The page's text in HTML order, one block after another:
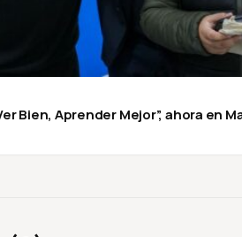
Bien, Aprender Mejor”, ahora en